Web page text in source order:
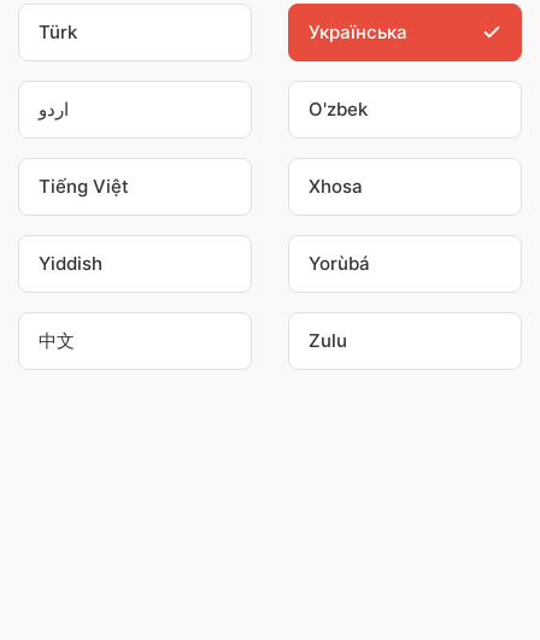
Türk Українська
اردو O'zbek
Tiếng Việt Xhosa
Yiddish Yorùbá
中文 Zulu